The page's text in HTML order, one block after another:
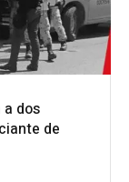
a dos
de